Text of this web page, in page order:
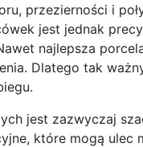
przezierności i
jest jednak
najlepsza
Dlatego tak
jest zazwyczaj
które mogą